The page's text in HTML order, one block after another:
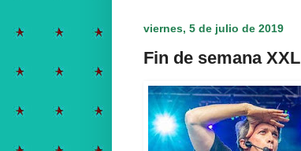
viernes, 5 de julio de 2019
Fin de semana XXL